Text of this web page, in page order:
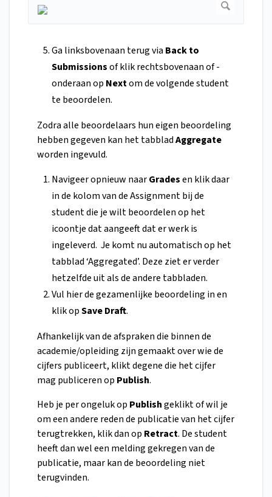
Ga linksbovenaan terug via Back to
Submissionsof klik rechtsbovenaan of -
onderaan op Nextom de volgende student
te beoordelen.
Zodra alle beoordelaars hun eigen beoordeling
hebben gegeven kan het tabbladAggregate
worden ingevuld.
Navigeer opnieuw naarGradesen klik daar
in de kolom van de Assignment bij de
student die je wilt beoordelen op het
icoontje dat aangeeft dat er werk is
ingeleverd. Je komt nu automatisch op het
tabblad ‘Aggregated’. Deze ziet er verder
hetzelfde uit als de andere tabbladen.
Vul hier de gezamenlijke beoordeling in en
klik opSave Draft.
Afhankelijk van de afspraken die binnen de
academie/opleiding zijn gemaakt over wie de
cijfers publiceert, klikt degene die het cijfer
mag publiceren op Publish.
Heb je per ongeluk op Publishgeklikt of wil je
om een andere reden de publicatie van het cijfer
terugtrekken, klik dan op Retract. De student
heeft dan wel een melding gekregen van de
publicatie, maar kan de beoordeling niet
terugvinden.